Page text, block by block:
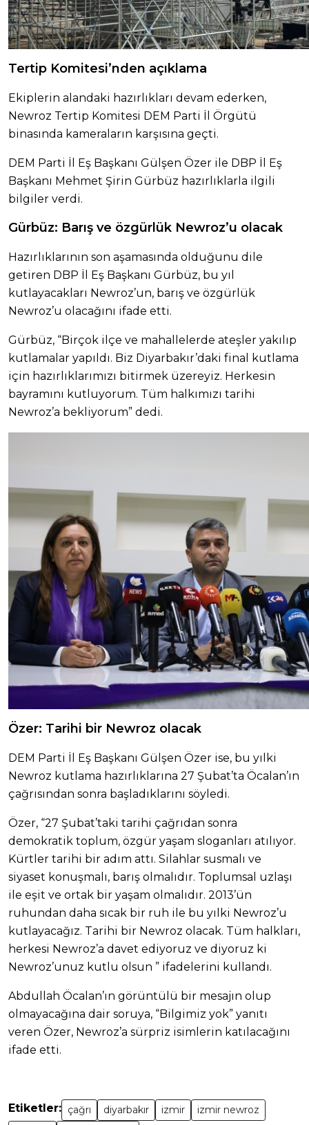
Tertip Komitesi’nden açıklama
Ekiplerin alandaki hazırlıkları devam ederken,
Newroz Tertip Komitesi DEM Parti İl Örgütü
binasında kameraların karşısına geçti.
DEM Parti İl Eş Başkanı Gülşen Özer ile DBP İl Eş
Başkanı Mehmet Şirin Gürbüz hazırlıklarla ilgili
bilgiler verdi.
Gürbüz: Barış ve özgürlük Newroz’u olacak
Hazırlıklarının son aşamasında olduğunu dile
getiren DBP İl Eş Başkanı Gürbüz, bu yıl
kutlayacakları Newroz’un, barış ve özgürlük
Newroz’u olacağını ifade etti.
Gürbüz, “Birçok ilçe ve mahallelerde ateşler yakılıp
kutlamalar yapıldı. Biz Diyarbakır’daki final kutlama
için hazırlıklarımızı bitirmek üzereyiz. Herkesin
bayramını kutluyorum. Tüm halkımızı tarihi
Newroz’a bekliyorum” dedi.
Özer: Tarihi bir Newroz olacak
DEM Parti İl Eş Başkanı Gülşen Özer ise, bu yılki
Newroz kutlama hazırlıklarına 27 Şubat’ta Öcalan’ın
çağrısından sonra başladıklarını söyledi.
Özer, “27 Şubat’taki tarihi çağrıdan sonra
demokratik toplum, özgür yaşam sloganları atılıyor.
Kürtler tarihi bir adım attı. Silahlar susmalı ve
siyaset konuşmalı, barış olmalıdır. Toplumsal uzlaşı
ile eşit ve ortak bir yaşam olmalıdır. 2013’ün
ruhundan daha sıcak bir ruh ile bu yılki Newroz’u
kutlayacağız. Tarihi bir Newroz olacak. Tüm halkları,
herkesi Newroz’a davet ediyoruz ve diyoruz ki
Newroz’unuz kutlu olsun ” ifadelerini kullandı.
Abdullah Öcalan’ın görüntülü bir mesajın olup
olmayacağına dair soruya, “Bilgimiz yok” yanıtı
veren Özer, Newroz’a sürpriz isimlerin katılacağını
ifade etti.
Etiketler: çağrı diyarbakır izmir
izmir newroz